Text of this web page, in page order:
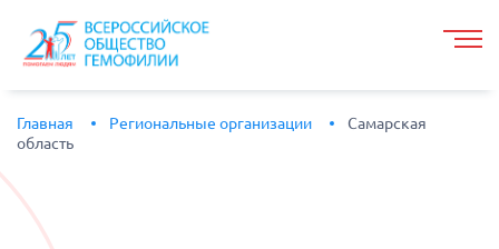
Главная Региональные организации
Самарская
область